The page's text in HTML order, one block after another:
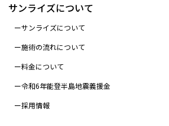
サンライズについて
サンライズについて
施術の流れについて
料金について
令和6年能登半島地震義援金
採用情報